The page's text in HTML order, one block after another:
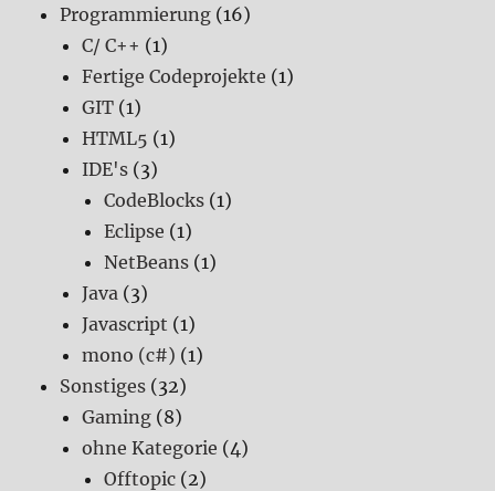
Programmierung (16)
C/ C++ (1)
Fertige Codeprojekte (1)
GIT (1)
HTML5 (1)
IDE's (3)
CodeBlocks (1)
Eclipse (1)
NetBeans (1)
Java (3)
Javascript (1)
mono (c#) (1)
Sonstiges (32)
Gaming (8)
ohne Kategorie (4)
Offtopic (2)